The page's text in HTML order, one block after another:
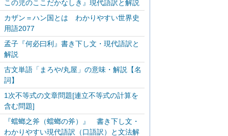
この児のここだかなしき』現代語訳と解説
カザン＝ハン国とは わかりやすい世界史
用語2077
孟子『何必曰利』書き下し文・現代語訳と
解説
古文単語「まろや/丸屋」の意味・解説【名
詞】
1次不等式の文章問題[連立不等式の計算を
含む問題]
『蟷螂之斧（蟷螂の斧）』 書き下し文・
わかりやすい現代語訳（口語訳）と文法解